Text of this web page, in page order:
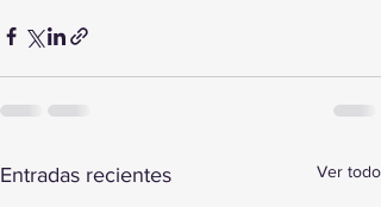
Entradas recientes Ver todo